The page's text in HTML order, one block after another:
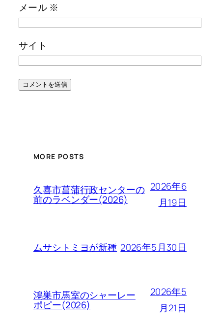
メール ※
サイト
MORE POSTS
久喜市菖蒲行政センターの
前のラベンダー(2026)
2026年6
月19日
ムサシトミヨが新種 2026年5月30日
鴻巣市馬室のシャーレー
ポピー(2026)
2026年5
月21日